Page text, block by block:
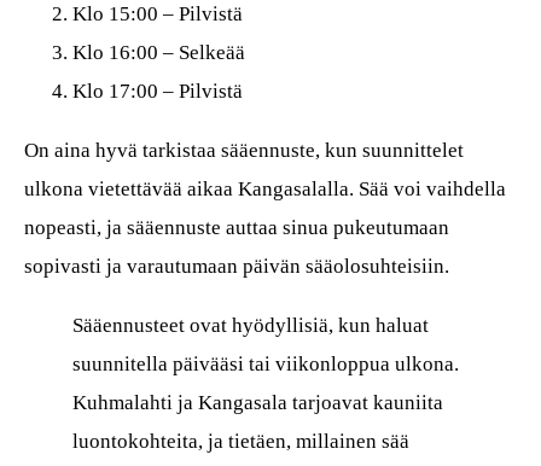
Klo 15:00 – Pilvistä
Klo 16:00 – Selkeää
Klo 17:00 – Pilvistä
On aina hyvä tarkistaa sääennuste, kun suunnittelet
ulkona vietettävää aikaa Kangasalalla. Sää voi vaihdella
nopeasti, ja sääennuste auttaa sinua pukeutumaan
sopivasti ja varautumaan päivän sääolosuhteisiin.
Sääennusteet ovat hyödyllisiä, kun haluat
suunnitella päivääsi tai viikonloppua ulkona.
Kuhmalahti ja Kangasala tarjoavat kauniita
luontokohteita, ja tietäen, millainen sää